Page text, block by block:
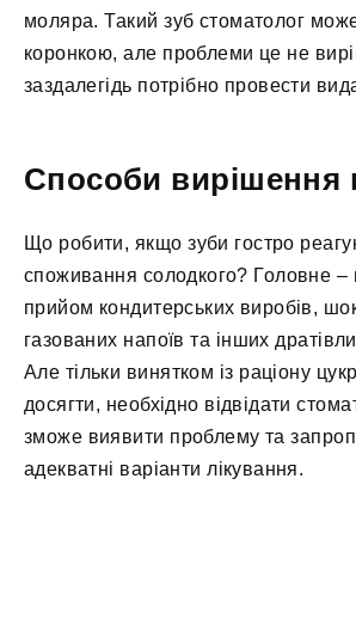
моляра. Такий зуб стоматолог
коронкою, але проблеми це не
заздалегідь потрібно провести
Способи вирішення
Що робити, якщо зуби гостро
споживання солодкого? Головне
прийом кондитерських виробів,
газованих напоїв та інших
Але тільки винятком із раціону
досягти, необхідно відвідати
зможе виявити проблему та
адекватні варіанти лікування.